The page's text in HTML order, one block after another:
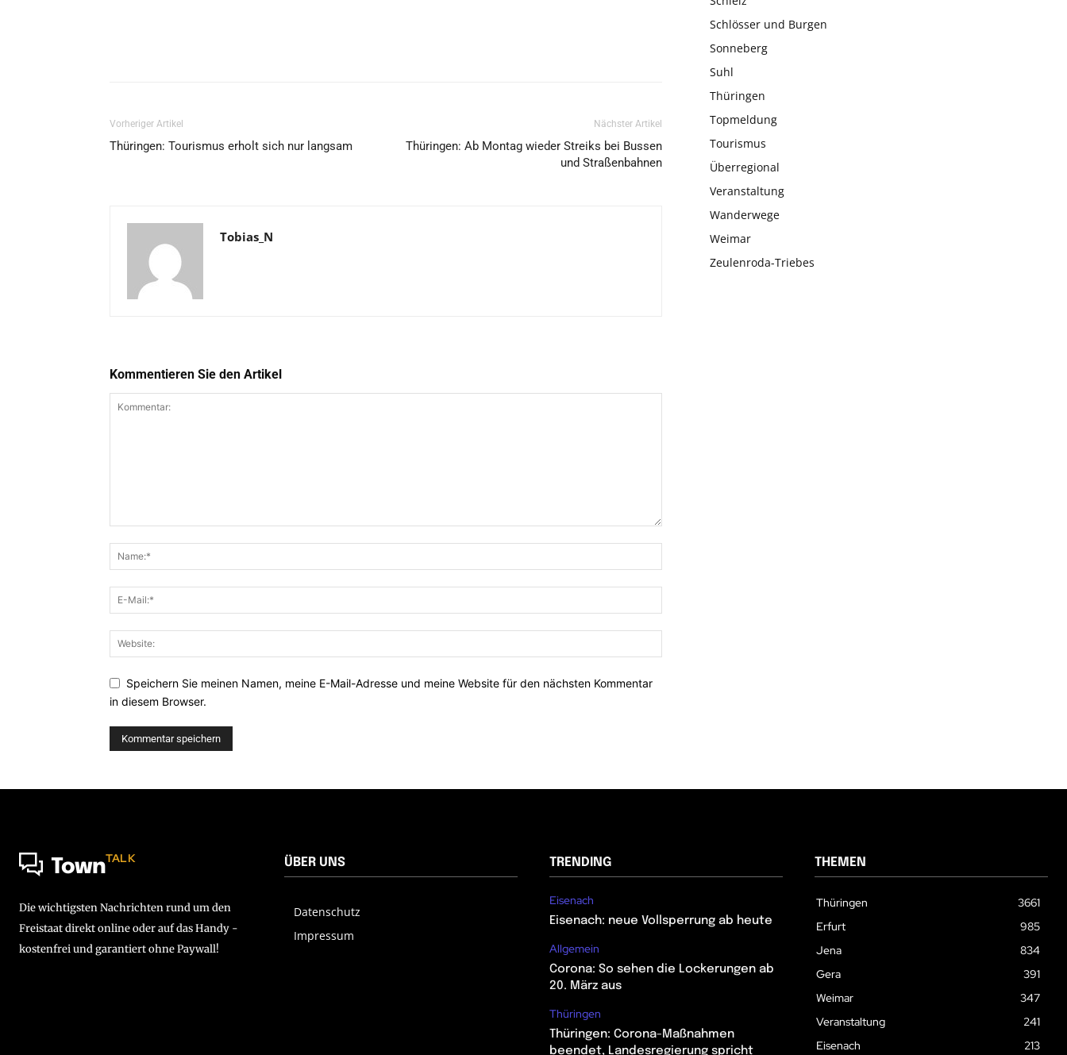
Vorheriger Artikel
Thüringen: Tourismus erholt sich nur langsam
Nächster Artikel
Thüringen: Ab Montag wieder Streiks bei Bussen
und Straßenbahnen
Tobias_N
Kommentieren Sie den Artikel
Speichern Sie meinen Namen, meine E-Mail-Adresse und meine Website für den nächsten Kommentar
in diesem Browser.
Schlösser und Burgen
Sonneberg
Suhl
Thüringen
Topmeldung
Tourismus
Überregional
Veranstaltung
Wanderwege
Weimar
Zeulenroda-Triebes
TownTALK
Die wichtigsten Nachrichten rund um den
Freistaat direkt online oder auf das Handy -
kostenfrei und garantiert ohne Paywall!
ÜBER UNS
Datenschutz
Impressum
TRENDING
Eisenach
Eisenach: neue Vollsperrung ab heute
Allgemein
Corona: So sehen die Lockerungen ab
20. März aus
Thüringen
Thüringen: Corona-Maßnahmen
beendet, Landesregierung spricht
THEMEN
Thüringen
3661
Erfurt
985
Jena
834
Gera
391
Weimar
347
Veranstaltung
241
Eisenach
213